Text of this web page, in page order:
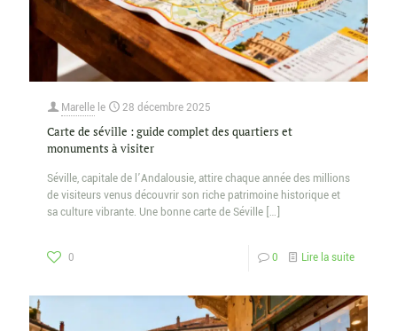
Marelle le 28 décembre 2025
Carte de séville : guide complet des quartiers et
monuments à visiter
Séville, capitale de l’Andalousie, attire chaque année des millions
de visiteurs venus découvrir son riche patrimoine historique et
sa culture vibrante. Une bonne carte de Séville […]
0 0 Lire la suite